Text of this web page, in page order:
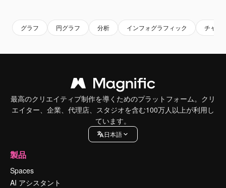
グラフ 円グラフ 分析 インフォグラフィック チャー
最高のクリエイティブ制作を導くためのプラットフォーム。クリ
エイター、企業、代理店、スタジオを含む100万人以上が利用し
ています。
日本語
製品
Spaces
AI アシスタント